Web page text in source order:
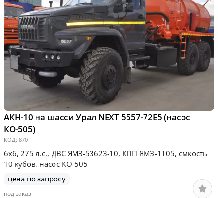
АКН-10 на шасси Урал NEXT 5557-72Е5 (насос
КО-505)
КОД: 870
6х6, 275 л.с., ДВС ЯМЗ-53623-10, КПП ЯМЗ-1105, емкость
10 кубов, насос КО-505
цена по запросу
под заказ